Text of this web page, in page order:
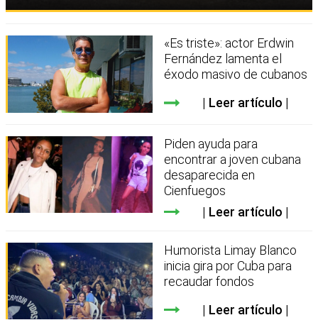
«Es triste»: actor Erdwin
Fernández lamenta el
éxodo masivo de cubanos
Leer artículo
Piden ayuda para
encontrar a joven cubana
desaparecida en
Cienfuegos
Leer artículo
Humorista Limay Blanco
inicia gira por Cuba para
recaudar fondos
Leer artículo